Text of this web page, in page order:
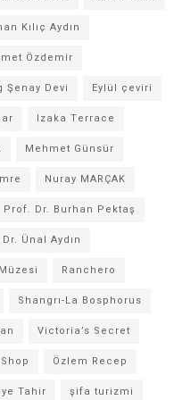
Kılıç Aydın
Özdemir
Şenay Devi
Eylül çeviri
Izaka Terrace
Mehmet Günsür
Nuray MARÇAK
Prof. Dr. Burhan Pektaş
Ünal Aydın
Ranchero
Shangrı-La Bosphorus
Victoria’s Secret
Özlem Recep
Tahir şifa turizmi